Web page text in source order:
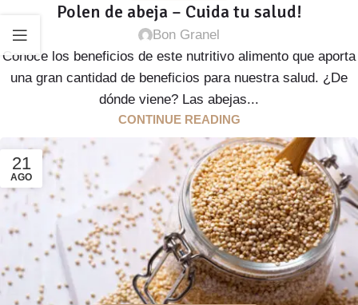
Polen de abeja – Cuida tu salud!
Bon Granel
Conoce los beneficios de este nutritivo alimento que aporta
una gran cantidad de beneficios para nuestra salud. ¿De
dónde viene? Las abejas...
CONTINUE READING
21
AGO